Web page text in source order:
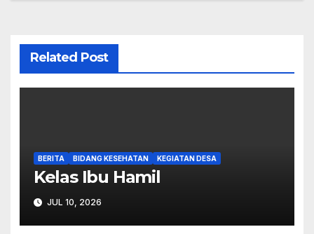
Related Post
BERITA BIDANG KESEHATAN KEGIATAN DESA
Kelas Ibu Hamil
JUL 10, 2026